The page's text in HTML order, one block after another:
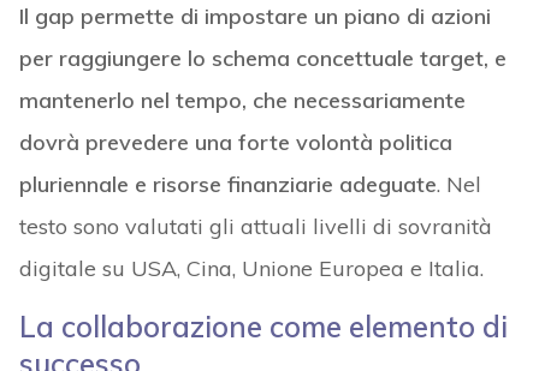
Il gap permette di impostare un piano di azioni
per raggiungere lo schema concettuale target, e
mantenerlo nel tempo, che necessariamente
dovrà prevedere una forte volontà politica
pluriennale e risorse finanziarie adeguate. Nel
testo sono valutati gli attuali livelli di sovranità
digitale su USA, Cina, Unione Europea e Italia.
La collaborazione come elemento di
successo